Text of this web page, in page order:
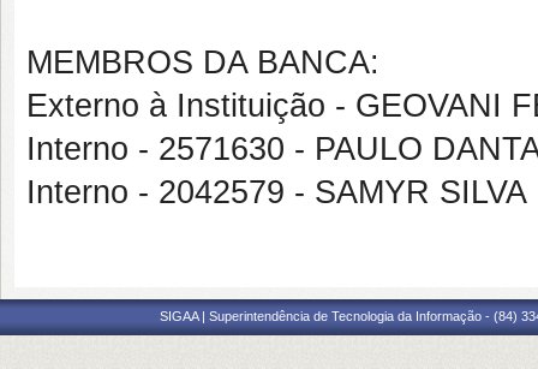
MEMBROS DA BANCA:
Externo à Instituição - GEOVANI
Interno - 2571630 - PAULO
Interno - 2042579 - SAMYR
SIGAA | Superintendência de Tecnologia da Informação - (84)